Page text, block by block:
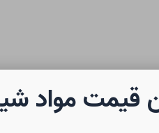
شیمی
قیمت مواد